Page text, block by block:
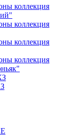
коллекция
коллекция
коллекция
коллекция